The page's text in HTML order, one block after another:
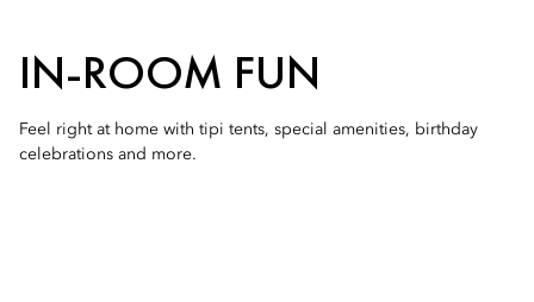
IN-ROOM FUN
Feel right at home with tipi tents, special amenities, birthday
celebrations and more.